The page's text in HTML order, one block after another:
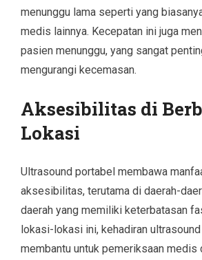
menunggu lama seperti yang
medis lainnya. Kecepatan ini juga
pasien menunggu, yang sangat
mengurangi kecemasan.
Aksesibilitas di
Lokasi
Ultrasound portabel membawa
aksesibilitas, terutama di daerah-
daerah yang memiliki keterbatasan
lokasi-lokasi ini, kehadiran
membantu untuk pemeriksaan medis